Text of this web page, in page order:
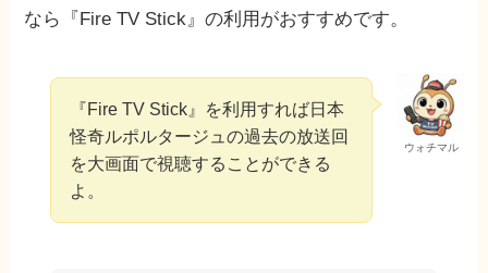
なら『Fire TV Stick』の利用がおすすめです。
ウォチマル
『Fire TV Stick』を利用すれば日本
怪奇ルポルタージュの過去の放送回
を大画面で視聴することができる
よ。